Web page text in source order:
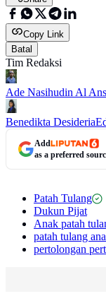
Copy Link
Batal
Tim Redaksi
Ade Nasihudin Al
Benedikta Desideria
Add
as a preferred
Patah Tulang
Dukun Pijat
Anak patah
patah tulang
pertolongan